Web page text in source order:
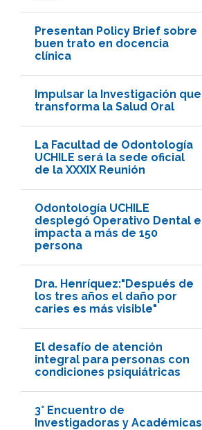
Presentan Policy Brief sobre
buen trato en docencia
clínica
Impulsar la Investigación que
transforma la Salud Oral
La Facultad de Odontología
UCHILE será la sede oficial
de la XXXIX Reunión
Odontología UCHILE
desplegó Operativo Dental e
impacta a más de 150
persona
Dra. Henríquez:"Después de
los tres años el daño por
caries es más visible"
El desafío de atención
integral para personas con
condiciones psiquiátricas
3° Encuentro de
Investigadoras y Académicas